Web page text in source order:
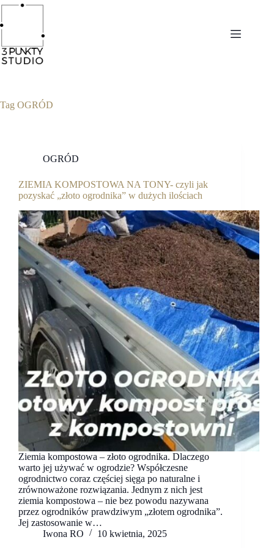
Tag OGRÓD
OGRÓD
ZIEMIA KOMPOSTOWA NA TONY- czyli jak
pozyskać „złoto ogrodnika” w dużych ilościach
Ziemia kompostowa – złoto ogrodnika. Dlaczego
warto jej używać w ogrodzie? Współczesne
ogrodnictwo coraz częściej sięga po naturalne i
zrównoważone rozwiązania. Jednym z nich jest
ziemia kompostowa – nie bez powodu nazywana
przez ogrodników prawdziwym „złotem ogrodnika”.
Jej zastosowanie w…
Iwona RO
10 kwietnia, 2025